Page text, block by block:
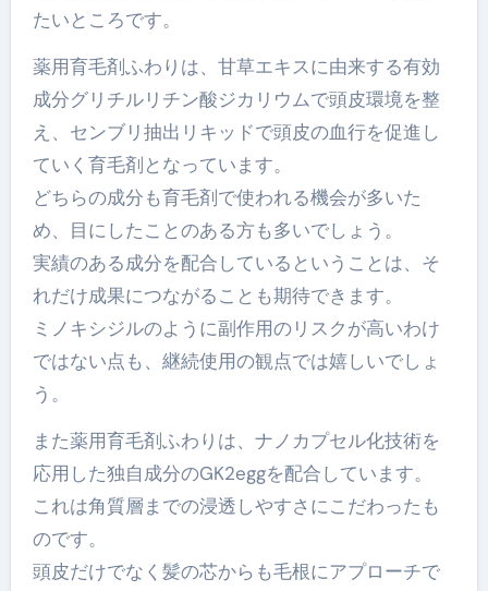
たいところです。
薬用育毛剤ふわりは、甘草エキスに由来する有効
成分グリチルリチン酸ジカリウムで頭皮環境を整
え、センブリ抽出リキッドで頭皮の血行を促進し
ていく育毛剤となっています。
どちらの成分も育毛剤で使われる機会が多いた
め、目にしたことのある方も多いでしょう。
実績のある成分を配合しているということは、そ
れだけ成果につながることも期待できます。
ミノキシジルのように副作用のリスクが高いわけ
ではない点も、継続使用の観点では嬉しいでしょ
う。
また薬用育毛剤ふわりは、ナノカプセル化技術を
応用した独自成分のGK2eggを配合しています。
これは角質層までの浸透しやすさにこだわったも
のです。
頭皮だけでなく髪の芯からも毛根にアプローチで